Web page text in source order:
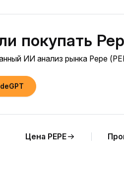
покупать
ИИ анализ рынка Pepe
Цена PEPE